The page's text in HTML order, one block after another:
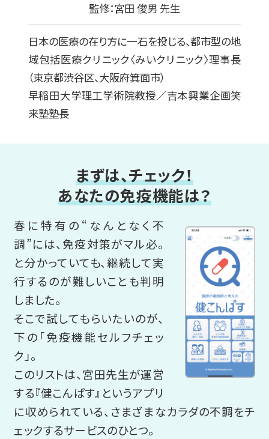
監修：宮田 俊男 先生
日本の医療の在り方に一石を投じる、都市型の地
域包括医療クリニック〈みいクリニック〉理事長
（東京都渋谷区、大阪府箕面市）
早稲田大学理工学術院教授／吉本興業企画笑
来塾塾長
まずは、チェック！
あなたの免疫機能は？
春に特有の“なんとなく不
調”には、免疫対策がマル必。
と分かっていても、継続して実
行するのが難しいことも判明
しました。
そこで試してもらいたいのが、
下の「免疫機能セルフチェッ
ク」。
このリストは、宮田先生が運営
する『健こんぱす』というアプリ
に収められている、さまざまなカラダの不調をチ
ェックするサービスのひとつ。